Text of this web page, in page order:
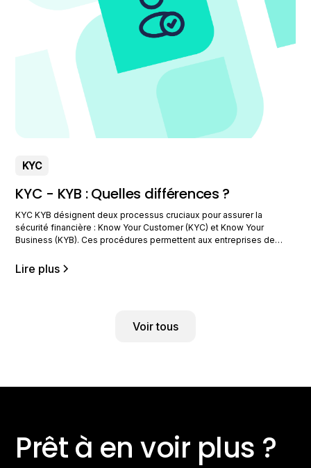
KYC
KYC - KYB : Quelles différences ?
KYC KYB désignent deux processus cruciaux pour assurer la
sécurité financière : Know Your Customer (KYC) et Know Your
Business (KYB). Ces procédures permettent aux entreprises de
afin de prévenir la fraude. Comprendre leurs différences est
essentiel pour toute entreprise souhaitant optimiser ses stratégies
Lire plus
Voir tous
Prêt à en voir plus ?